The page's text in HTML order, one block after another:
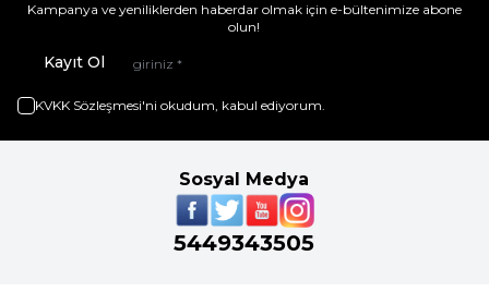
Kampanya ve yeniliklerden haberdar olmak için e-bültenimize abone
olun!
Kayıt Ol
KVKK Sözleşmesi'ni okudum, kabul ediyorum.
Sosyal Medya
5449343505